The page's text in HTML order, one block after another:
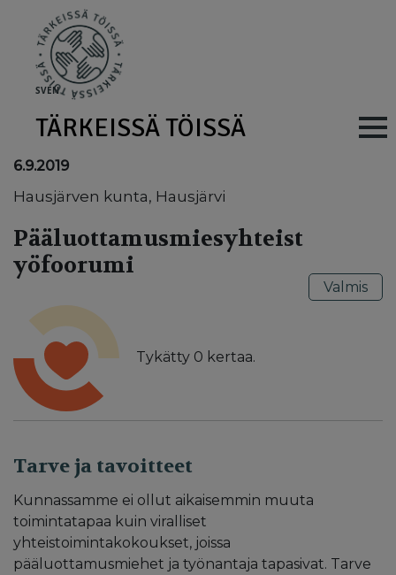
SVEN
TÄRKEISSÄ TÖISSÄ Main
6.9.2019
Hausjärven kunta, Hausjärvi
Pääluottamusmiesyhteist
yöfoorumi
Tykätty 0 kertaa.
Valmis
Tarve ja tavoitteet
Kunnassamme ei ollut aikaisemmin muuta
toimintatapaa kuin viralliset
yhteistoimintakokoukset, joissa
pääluottamusmiehet ja työnantaja tapasivat. Tarve